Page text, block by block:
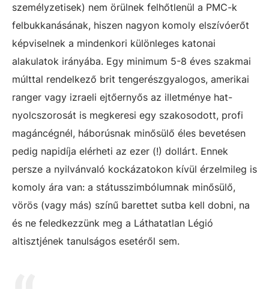
személyzetisek) nem örülnek felhőtlenül a PMC-k
felbukkanásának, hiszen nagyon komoly elszívóerőt
képviselnek a mindenkori különleges katonai
alakulatok irányába. Egy minimum 5-8 éves szakmai
múlttal rendelkező brit tengerészgyalogos, amerikai
ranger vagy izraeli ejtőernyős az illetménye hat-
nyolcszorosát is megkeresi egy szakosodott, profi
magáncégnél, háborúsnak minősülő éles bevetésen
pedig napidíja elérheti az ezer (!) dollárt. Ennek
persze a nyilvánvaló kockázatokon kívül érzelmileg is
komoly ára van: a státusszimbólumnak minősülő,
vörös (vagy más) színű barettet sutba kell dobni, na
és ne feledkezzünk meg a Láthatatlan Légió
altisztjének tanulságos esetéről sem.